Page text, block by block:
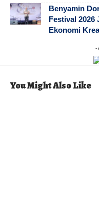
Benyamin
Festival 2026
Ekonomi
-
You Might Also Like